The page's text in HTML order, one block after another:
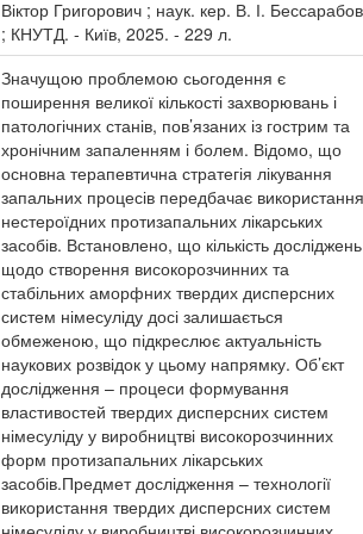
Віктор Григорович ; наук. кер. В. І. Бессарабов
; КНУТД. - Київ, 2025. - 229 л.
Значущою проблемою сьогодення є
поширення великої кількості захворювань і
патологічних станів, пов’язаних із гострим та
хронічним запаленням і болем. Відомо, що
основна терапевтична стратегія лікування
запальних процесів передбачає використання
нестероїдних протизапальних лікарських
засобів. Встановлено, що кількість досліджень
щодо створення високорозчинних та
стабільних аморфних твердих дисперсних
систем німесуліду досі залишається
обмеженою, що підкреслює актуальність
наукових розвідок у цьому напрямку. Об’єкт
дослідження – процеси формування
властивостей твердих дисперсних систем
німесуліду у виробництві високорозчинних
форм протизапальних лікарських
засобів.Предмет дослідження – технології
використання твердих дисперсних систем